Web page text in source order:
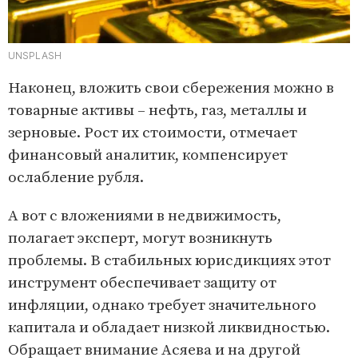
UNSPLASH
Наконец, вложить свои сбережения можно в
товарные активы – нефть, газ, металлы и
зерновые. Рост их стоимости, отмечает
финансовый аналитик, компенсирует
ослабление рубля.
А вот с вложениями в недвижимость,
полагает эксперт, могут возникнуть
проблемы. В стабильных юрисдикциях этот
инструмент обеспечивает защиту от
инфляции, однако требует значительного
капитала и обладает низкой ликвидностью.
Обращает внимание Асяева и на другой